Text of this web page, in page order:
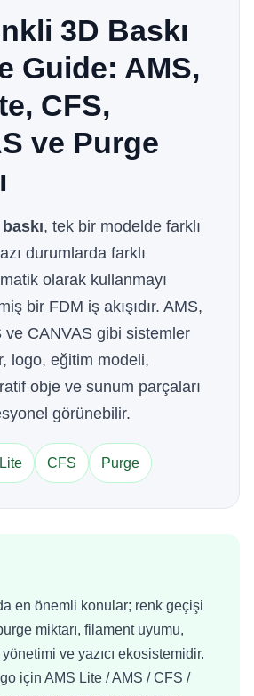
3D Baskı
Guide: AMS,
CFS,
ve Purge
, tek bir modelde farklı
durumlarda farklı
olarak kullanmayı
bir FDM iş akışıdır. AMS,
ve CANVAS gibi sistemler
logo, eğitim modeli,
obje ve sunum parçaları
görünebilir.
CFS Purge
en önemli konular; renk geçişi
miktarı, filament uyumu,
yönetimi ve yazıcı ekosistemidir.
için AMS Lite / AMS / CFS /